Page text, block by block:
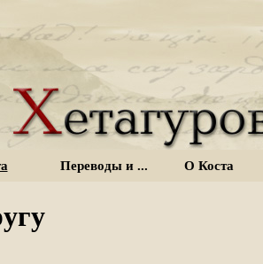
Переводы и ... О Коста